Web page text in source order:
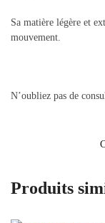
Sa matière légère et
mouvement.
N’oubliez pas de
Produits